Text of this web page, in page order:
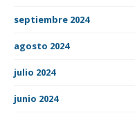
septiembre 2024
agosto 2024
julio 2024
junio 2024